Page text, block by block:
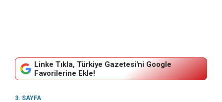
Linke Tıkla, Türkiye Gazetesi'ni Google
Favorilerine Ekle!
3. SAYFA